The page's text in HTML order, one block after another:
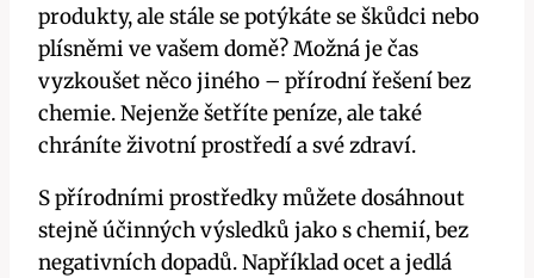
produkty, ​ale stále se potýkáte se ⁤škůdci nebo
plísněmi ve⁢ vašem‍ domě? Možná je čas
vyzkoušet něco jiného – přírodní řešení bez
chemie. Nejenže šetříte peníze, ale také
chráníte ‌životní prostředí ⁤a své zdraví.
S přírodními prostředky můžete dosáhnout
stejně účinných výsledků jako ‍s chemií, bez
negativních‍ dopadů. Například ocet a jedlá